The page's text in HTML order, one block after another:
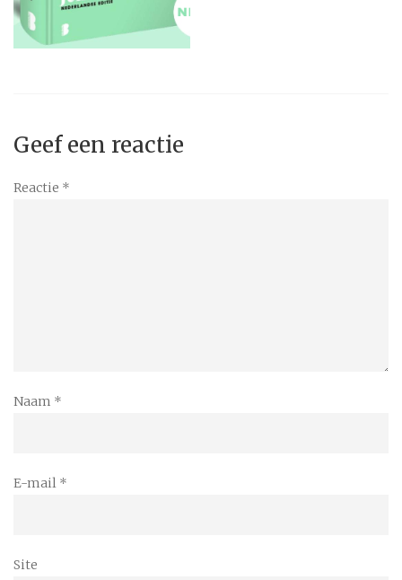
Geef een reactie
Reactie *
Naam *
E-mail *
Site